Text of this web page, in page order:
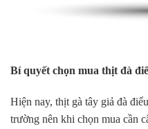
Bí quyết chọn mua thịt đà
Hiện nay, thịt gà tây giả đà
trường nên khi chọn mua cần